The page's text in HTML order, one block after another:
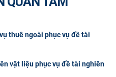
thuê ngoài phục vụ đề tài
vật liệu phục vụ đề tài nghiên